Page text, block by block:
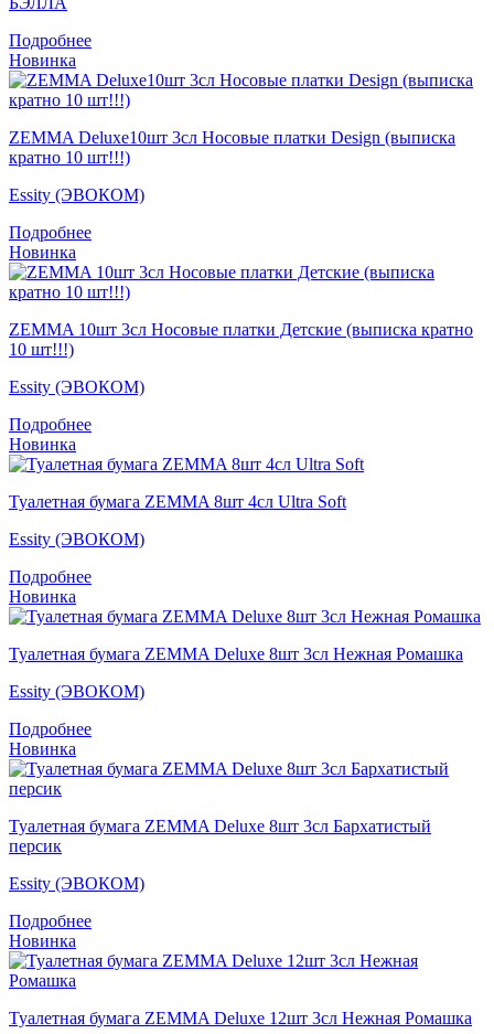
Подробнее
Новинка
ZEMMA Deluxe10шт 3сл Носовые платки Design (выписка
кратно 10 шт!!!)
Essity (ЭВОКОМ)
Подробнее
Новинка
ZEMMA 10шт 3сл Носовые платки Детские (выписка кратно
10 шт!!!)
Essity (ЭВОКОМ)
Подробнее
Новинка
Туалетная бумага ZEMMA 8шт 4сл Ultra Soft
Essity (ЭВОКОМ)
Подробнее
Новинка
Туалетная бумага ZEMMA Deluxe 8шт 3сл Нежная Ромашка
Essity (ЭВОКОМ)
Подробнее
Новинка
Туалетная бумага ZEMMA Deluxe 8шт 3сл Бархатистый
персик
Essity (ЭВОКОМ)
Подробнее
Новинка
Туалетная бумага ZEMMA Deluxe 12шт 3сл Нежная Ромашка